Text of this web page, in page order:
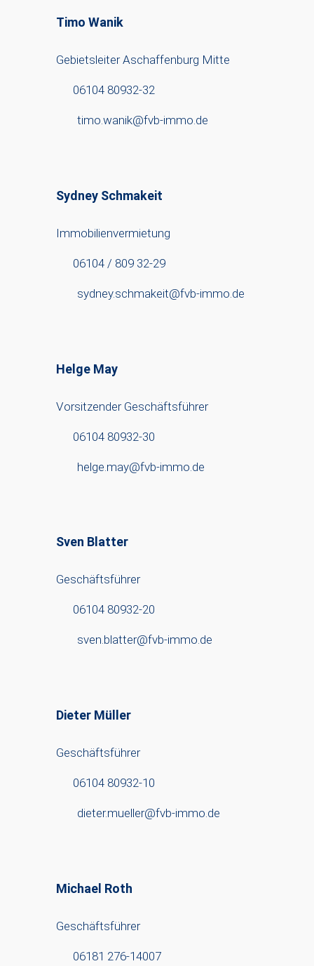
Timo Wanik
Gebietsleiter Aschaffenburg Mitte
06104 80932-32
timo.wanik@fvb-immo.de
Sydney Schmakeit
Immobilienvermietung
06104 / 809 32-29
sydney.schmakeit@fvb-immo.de
Helge May
Vorsitzender Geschäftsführer
06104 80932-30
helge.may@fvb-immo.de
Sven Blatter
Geschäftsführer
06104 80932-20
sven.blatter@fvb-immo.de
Dieter Müller
Geschäftsführer
06104 80932-10
dieter.mueller@fvb-immo.de
Michael Roth
Geschäftsführer
06181 276-14007